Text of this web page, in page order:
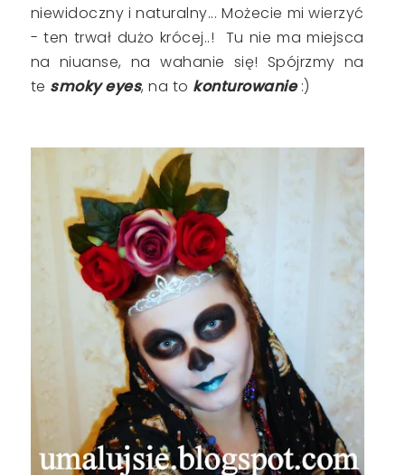
niewidoczny i naturalny... Możecie mi wierzyć
- ten trwał dużo krócej..! Tu nie ma miejsca
na niuanse, na wahanie się! Spójrzmy na
te smoky eyes, na to konturowanie:)